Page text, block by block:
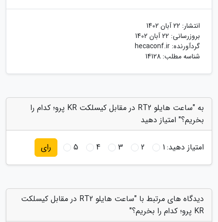
انتشار: 22 آبان 1402
بروزرسانی: 22 آبان 1402
گردآورنده: hecaconf.ir
شناسه مطلب: 14128
به "ساعت هایلو RT2 در مقابل کیسلکت KR پرو؛ کدام را
بخریم؟" امتیاز دهید
امتیاز دهید:1
2
3
4
5 رای
دیدگاه های مرتبط با "ساعت هایلو RT2 در مقابل کیسلکت
KR پرو؛ کدام را بخریم؟"